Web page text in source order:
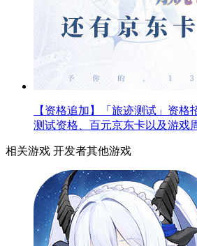
【资格追加】「旅迹测试」资格
测试资格、百元京东卡以及游戏
相关游戏 开发者其他游戏